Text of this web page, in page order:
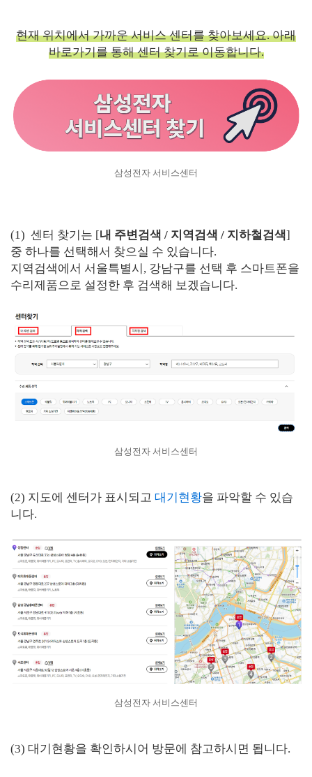
현재 위치에서 가까운 서비스 센터를 찾아보세요. 아래
바로가기를 통해 센터 찾기로 이동합니다.
삼성전자 서비스센터
(1) 센터 찾기는 [내 주변검색 / 지역검색 / 지하철검색]
중 하나를 선택해서 찾으실 수 있습니다.
지역검색에서 서울특별시, 강남구를 선택 후 스마트폰을
수리제품으로 설정한 후 검색해 보겠습니다.
삼성전자 서비스센터
(2) 지도에 센터가 표시되고 대기현황을 파악할 수 있습
니다.
삼성전자 서비스센터
(3) 대기현황을 확인하시어 방문에 참고하시면 됩니다.